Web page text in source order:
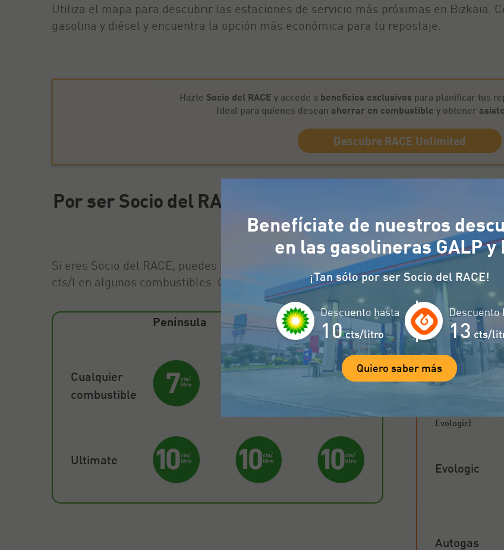
Utiliza el mapa para descubrir las estaciones de servicio más próximas en Bizkaia.
gasolina y diésel y encuentra la opción más económica para tu repostaje.
Hazte Socio del RACE y accede a beneficios exclusivos para planificar tus
Ideal para quienes desean ahorrar en combustible y obtener
Descubre RACE Unlimited
Por ser Socio del RACE podrás disfrutar de
en Bizkaia
Si eres Socio del RACE, puedes acceder a precios especiales al repostar en las
cts/l en algunos combustibles. Consulta el mapa para encontrar las gasolineras
Cualquier
combustible
Ultimate
Península Baleares Canarias
Cualquier
Evologic)
Evologic
Autogas
Benefíciate de nuestros
en las gasolineras GALP y
¡Tan sólo por ser Socio del RACE!
Descuento hasta
10cts/litro
Descuento
13cts/
Quiero saber más